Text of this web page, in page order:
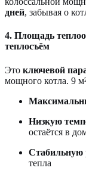
дней, забывая о
4. Площадь
теплосъём
Это ключевой
мощного котла. 9
Низкую
остаётся в
Стабильную
тепла